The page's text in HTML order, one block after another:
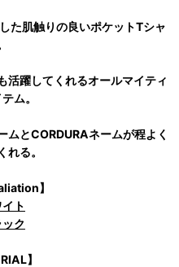
た肌触りの良いポケットTシャ
活躍してくれるオールマイティ
ム。
ムとCORDURAネームが程よく
れる。
】
イト
ック
】